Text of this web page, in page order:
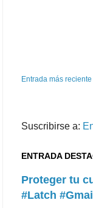
Entrada más reciente
Suscribirse a:
ENTRADA
Proteger tu
#Latch